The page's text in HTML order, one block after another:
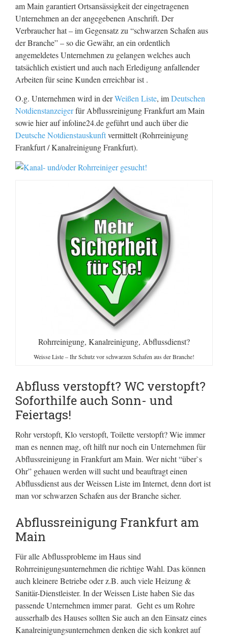
am Main garantiert Ortsansässigkeit der eingetragenen
Unternehmen an der angegebenen Anschrift. Der
Verbraucher hat – im Gegensatz zu “schwarzen Schafen aus
der Branche” – so die Gewähr, an ein ordentlich
angemeldetes Unternehmen zu gelangen welches auch
tatsächlich existiert und auch nach Erledigung anfallender
Arbeiten für seine Kunden erreichbar ist .
O.g. Unternehmen wird in derWeißen Liste, imDeutschen
Notdienstanzeigerfür Abflussreinigung Frankfurt am Main
sowie hier auf infoline24.de geführt und auch über die
Deutsche Notdienstauskunftvermittelt (Rohrreinigung
Frankfurt / Kanalreinigung Frankfurt).
Rohrreinigung, Kanalreinigung, Abflussdienst?
Weisse Liste – Ihr Schutz vor schwarzen Schafen aus der Branche!
Abfluss verstopft? WC verstopft?
Soforthilfe auch Sonn- und
Feiertags!
Rohr verstopft, Klo verstopft, Toilette verstopft? Wie immer
man es nennen mag, oft hilft nur noch ein Unternehmen für
Abflussreinigung in Frankfurt am Main. Wer nicht “über`s
Ohr” gehauen werden will sucht und beauftragt einen
Abflussdienst aus der Weissen Liste im Internet, denn dort ist
man vor schwarzen Schafen aus der Branche sicher.
Abflussreinigung Frankfurt am
Main
Für alle Abflussprobleme im Haus sind
Rohrreinigungsunternehmen die richtige Wahl. Das können
auch kleinere Betriebe oder z.B. auch viele Heizung &
Sanitär-Dienstleister. In der Weissen Liste haben Sie das
passende Unternehmen immer parat. Geht es um Rohre
ausserhalb des Hauses sollten Sie auch an den Einsatz eines
Kanalreinigungsunternehmen denken die sich konkret auf